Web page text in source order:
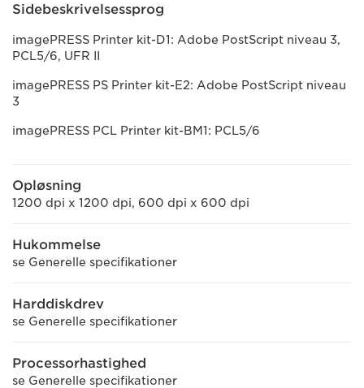
Sidebeskrivelsessprog
imagePRESS Printer kit-D1: Adobe PostScript niveau 3,
PCL5/6, UFR II
imagePRESS PS Printer kit-E2: Adobe PostScript niveau
3
imagePRESS PCL Printer kit-BM1: PCL5/6
Opløsning
1200 dpi x 1200 dpi, 600 dpi x 600 dpi
Hukommelse
se Generelle specifikationer
Harddiskdrev
se Generelle specifikationer
Processorhastighed
se Generelle specifikationer